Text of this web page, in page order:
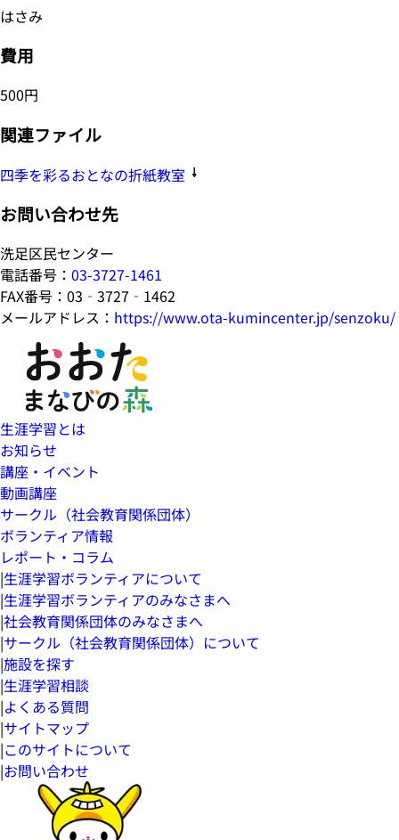
はさみ
費用
500円
関連ファイル
四季を彩るおとなの折紙教室
お問い合わせ先
洗足区民センター
電話番号： 03-3727-1461
FAX番号：03‐3727‐1462
メールアドレス： https://www.ota-kumincenter.jp/senzoku/
生涯学習とは
お知らせ
講座・イベント
動画講座
サークル（社会教育関係団体）
ボランティア情報
レポート・コラム
|生涯学習ボランティアについて
|生涯学習ボランティアのみなさまへ
|社会教育関係団体のみなさまへ
|サークル（社会教育関係団体）について
|施設を探す
|生涯学習相談
|よくある質問
|サイトマップ
|このサイトについて
|お問い合わせ